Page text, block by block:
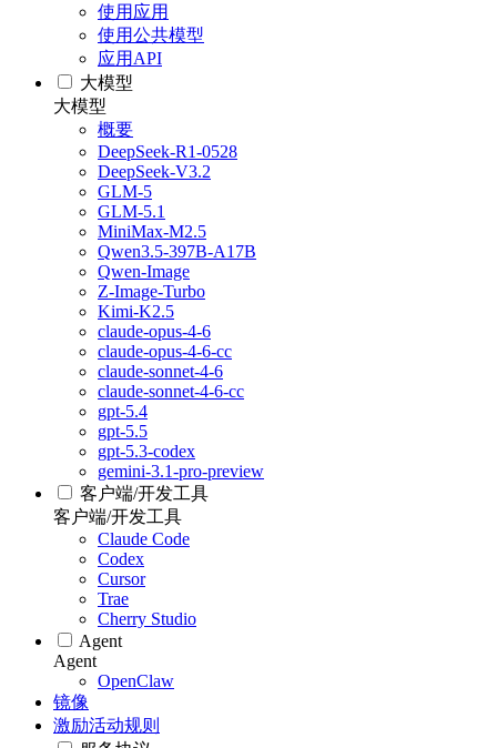
使用应用
使用公共模型
应用API
大模型
大模型
概要
DeepSeek-R1-0528
DeepSeek-V3.2
GLM-5
GLM-5.1
MiniMax-M2.5
Qwen3.5-397B-A17B
Qwen-Image
Z-Image-Turbo
Kimi-K2.5
claude-opus-4-6
claude-opus-4-6-cc
claude-sonnet-4-6
claude-sonnet-4-6-cc
gpt-5.4
gpt-5.5
gpt-5.3-codex
gemini-3.1-pro-preview
客户端/开发工具
客户端/开发工具
Claude Code
Codex
Cursor
Trae
Cherry Studio
Agent
Agent
OpenClaw
镜像
激励活动规则